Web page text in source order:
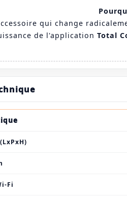
qui change
de l'application Total
Fi